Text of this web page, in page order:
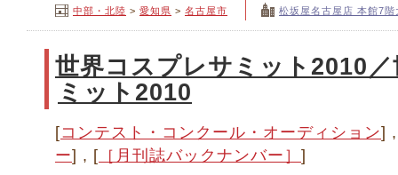
中部・北陸 > 愛知県 > 名古屋市 松坂屋名古屋店 本館7階
世界コスプレサミット2010
ミット2010
[コンテスト・コンクール・オーディション]
ー] , [ ［月刊誌バックナンバー］ ]